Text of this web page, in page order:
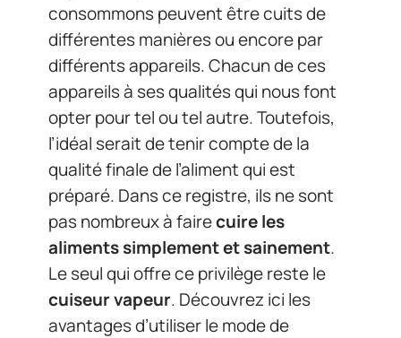
consommons peuvent être cuits de
différentes manières ou encore par
différents appareils. Chacun de ces
appareils à ses qualités qui nous font
opter pour tel ou tel autre. Toutefois,
l’idéal serait de tenir compte de la
qualité finale de l’aliment qui est
préparé. Dans ce registre, ils ne sont
pas nombreux à fairecuire les
aliments simplement et sainement.
Le seul qui offre ce privilège reste le
cuiseur vapeur. Découvrez ici les
avantages d’utiliser le mode de